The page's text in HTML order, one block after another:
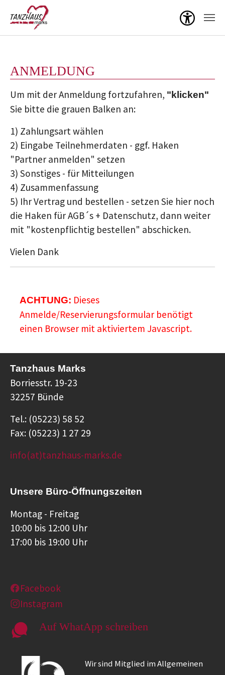
Menü
ANMELDUNG
Um mit der Anmeldung fortzufahren, "klicken"
Sie bitte die grauen Balken an:
1) Zahlungsart wählen
2) Eingabe Teilnehmerdaten - ggf. Haken
"Partner anmelden" setzen
3) Sonstiges - für Mitteilungen
4) Zusammenfassung
5) Ihr Vertrag und bestellen - setzen Sie hier noch
die Haken für AGB´s + Datenschutz, dann weiter
mit "kostenpflichtig bestellen" abschicken.
Vielen Dank
ACHTUNG: Dieses
Anmelde/Reservierungsformular benötigt
einen Browser mit aktiviertem Javascript.
Tanzhaus Marks
Borriesstr. 19-23
32257 Bünde
Tel.: (05223) 58 52
Fax: (05223) 1 27 29
info(at)tanzhaus-marks.de
Unsere Büro-Öffnungszeiten
Montag - Freitag
10:00 bis 12:00 Uhr
17:00 bis 19:00 Uhr
Facebook
Instagram
Auf WhatApp schreiben
Wir sind Mitglied im Allgemeinen